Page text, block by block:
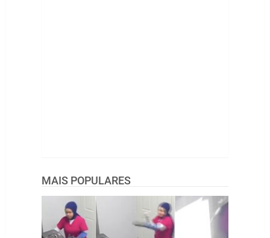
MAIS POPULARES